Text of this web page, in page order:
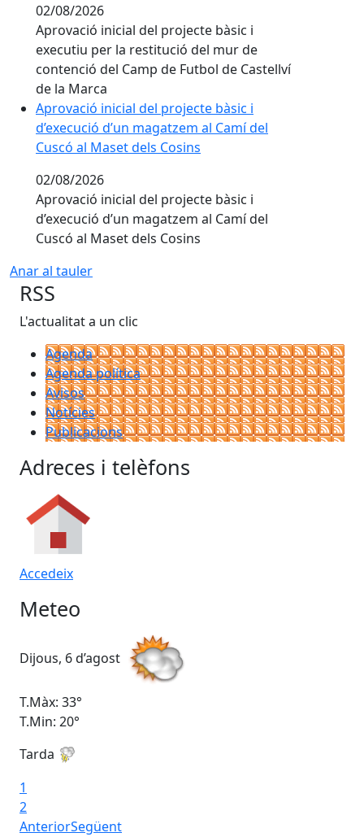
02/08/2026
Aprovació inicial del projecte bàsic i
executiu per la restitució del mur de
contenció del Camp de Futbol de Castellví
de la Marca
Aprovació inicial del projecte bàsic i
d’execució d’un magatzem al Camí del
Cuscó al Maset dels Cosins
02/08/2026
Aprovació inicial del projecte bàsic i
d’execució d’un magatzem al Camí del
Cuscó al Maset dels Cosins
Anar al tauler
RSS
L'actualitat a un clic
Agenda
Agenda política
Avisos
Notícies
Publicacions
Adreces i telèfons
Accedeix
Meteo
Dijous, 6 d’agost
T.Màx: 33°
T.Min: 20°
Tarda
1
2
AnteriorSegüent